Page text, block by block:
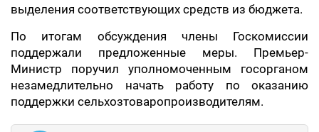
выделения соответствующих средств из бюджета.
По итогам обсуждения члены Госкомиссии
поддержали предложенные меры. Премьер-
Министр поручил уполномоченным госорганом
незамедлительно начать работу по оказанию
поддержки сельхозтоваропроизводителям.